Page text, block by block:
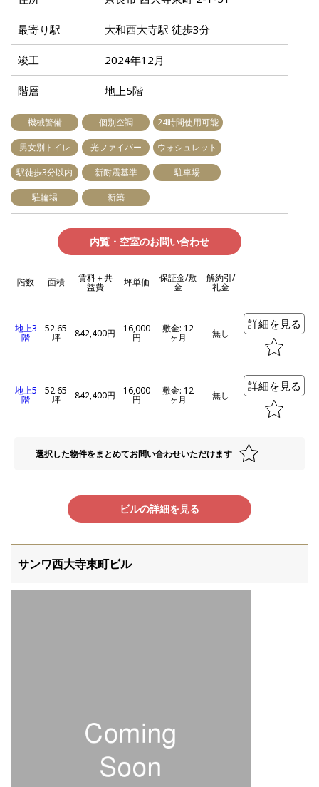
最寄り駅 大和西大寺駅 徒歩3分
竣工 2024年12月
階層 地上5階
機械警備 個別空調 24時間使用可能
男女別トイレ 光ファイバー ウォシュレット
駅徒歩3分以内 新耐震基準 駐車場
駐輪場 新築
内覧・空室のお問い合わせ
階数 面積 賃料＋共
益費 坪単価 保証金/敷
金
解約引/
礼金
地上3
階
52.65
坪 842,400円 16,000
円
敷金: 12
ヶ月 無し
詳細を見る
地上5
階
52.65
坪 842,400円 16,000
円
敷金: 12
ヶ月 無し
詳細を見る
選択した物件をまとめてお問い合わせいただけます
ビルの詳細を見る
サンワ西大寺東町ビル